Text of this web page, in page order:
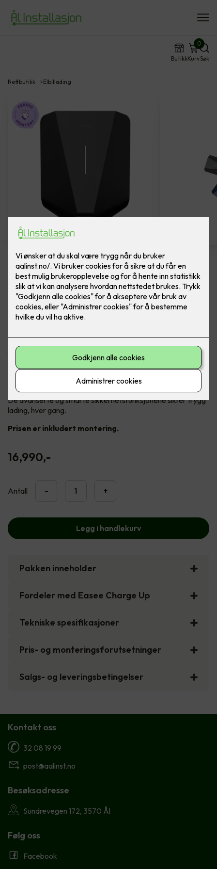
ButikkKurv
0
Søk
Nettbutikk Elbillading
Easee Charge Up
Ferdig montert elbillader. Easee Charge UP er
liten, smart og full av kraft.
Utforsk Easee`s pålitelige og fremtidssikre elbillader som
fyller dine hjemmeladebehov.
Charge Up har støtte for alle elektriske kjøretøy, faser og
strømnett, og leverer alltid maksimal tilgjengelig ladeeffekt.
De avanserte og smarte sikkerhetsfunksjonene sikrer trygg
lading, hver gang.
Prisen er inkludert montering.
16,990,-
Antall - +
Legg i handlekurv
Pakken inneholder
Fordeler med Easee Charge Up
Tekniske spesifikasjoner
Pris- og monteringsforutsetninger
Salgs- og leveringsbetingelser
Kontakt oss
32 08 19 99
post@aalinst.no
Besøksadresse
Sundrevegen 172, 3570 Ål
Følg oss
Facebook